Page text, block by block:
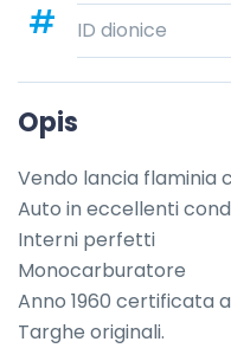
ID dionice
Opis
Vendo lancia flaminia
Auto in eccellenti
Interni perfetti
Monocarburatore
Anno 1960 certificata
Targhe originali.